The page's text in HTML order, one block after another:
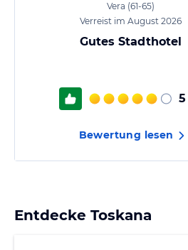
Vera (61-65)
Verreist im August 2026
Gutes Stadthotel
5
Bewertung lesen
Entdecke Toskana